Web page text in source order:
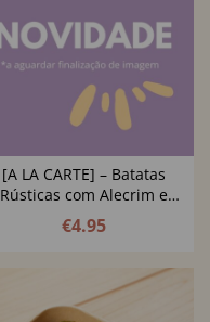
[A LA CARTE] – Batatas
Rústicas com Alecrim e
Azeitonas
€4.95